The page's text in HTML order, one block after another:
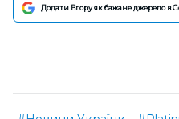
Додати Вгору як бажане джерело в